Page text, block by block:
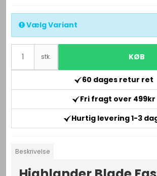
Vælg Variant
stk. KØB
60 dages retur ret
Fri fragt over 499kr
Hurtig levering 1-3
Beskrivelse